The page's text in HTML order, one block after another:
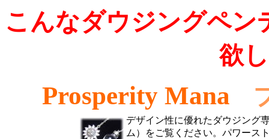
こんなダウジングペ
欲
Prosperity Mana
デザイン性に優れたダウジング
ム）をご覧ください。パワース